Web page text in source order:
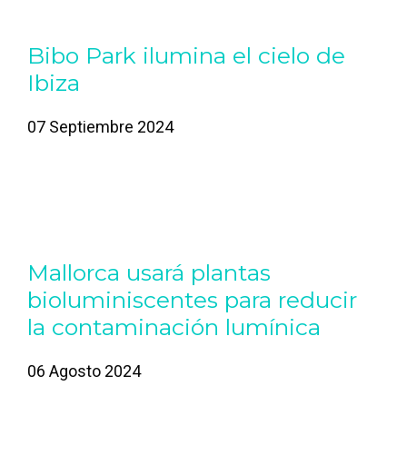
Bibo Park ilumina el cielo de
Ibiza
07 Septiembre 2024
Mallorca usará plantas
bioluminiscentes para reducir
la contaminación lumínica
06 Agosto 2024